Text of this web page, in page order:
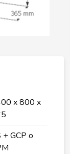
x 800 x
+ GCP o